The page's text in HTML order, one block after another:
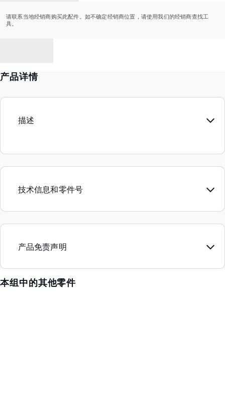
请联系当地经销商购买此配件。如不确定经销商位置，请使用我们的经销商查找工
具。
产品详情
描述
技术信息和零件号
产品免责声明
本组中的其他零件